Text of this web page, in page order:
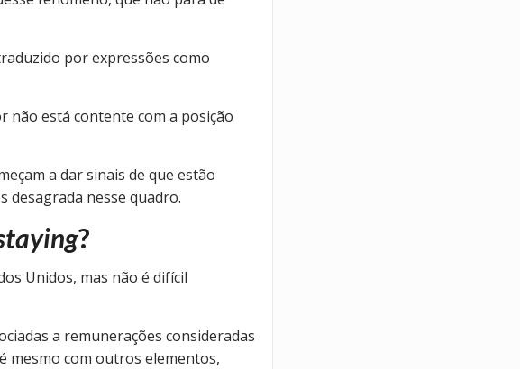
por expressões como
não está contente com a posição
a dar sinais de que estão
desagrada nesse quadro.
?
Unidos, mas não é difícil
a remunerações consideradas
mesmo com outros elementos,